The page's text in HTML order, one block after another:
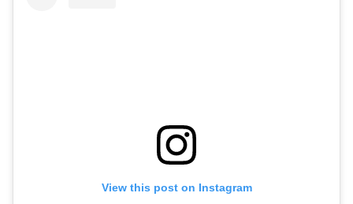
View this post on Instagram